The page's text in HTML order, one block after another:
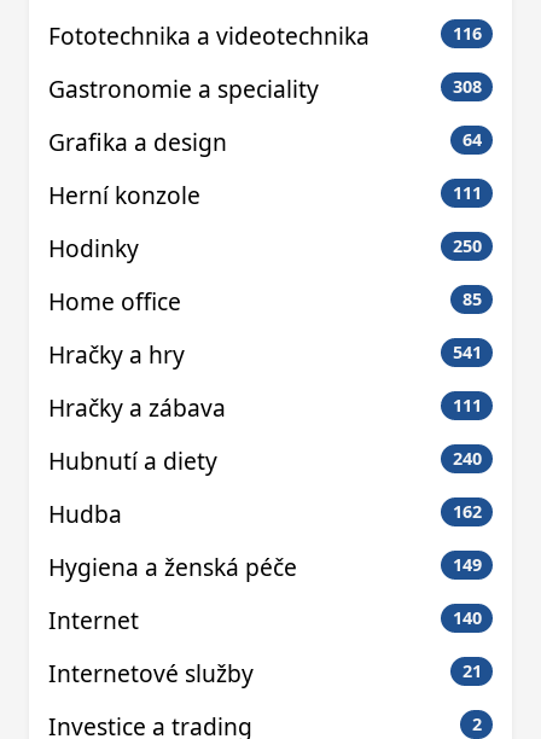
Fototechnika a videotechnika 116
Gastronomie a speciality 308
Grafika a design 64
Herní konzole 111
Hodinky 250
Home office 85
Hračky a hry 541
Hračky a zábava 111
Hubnutí a diety 240
Hudba 162
Hygiena a ženská péče 149
Internet 140
Internetové služby 21
Investice a trading 2